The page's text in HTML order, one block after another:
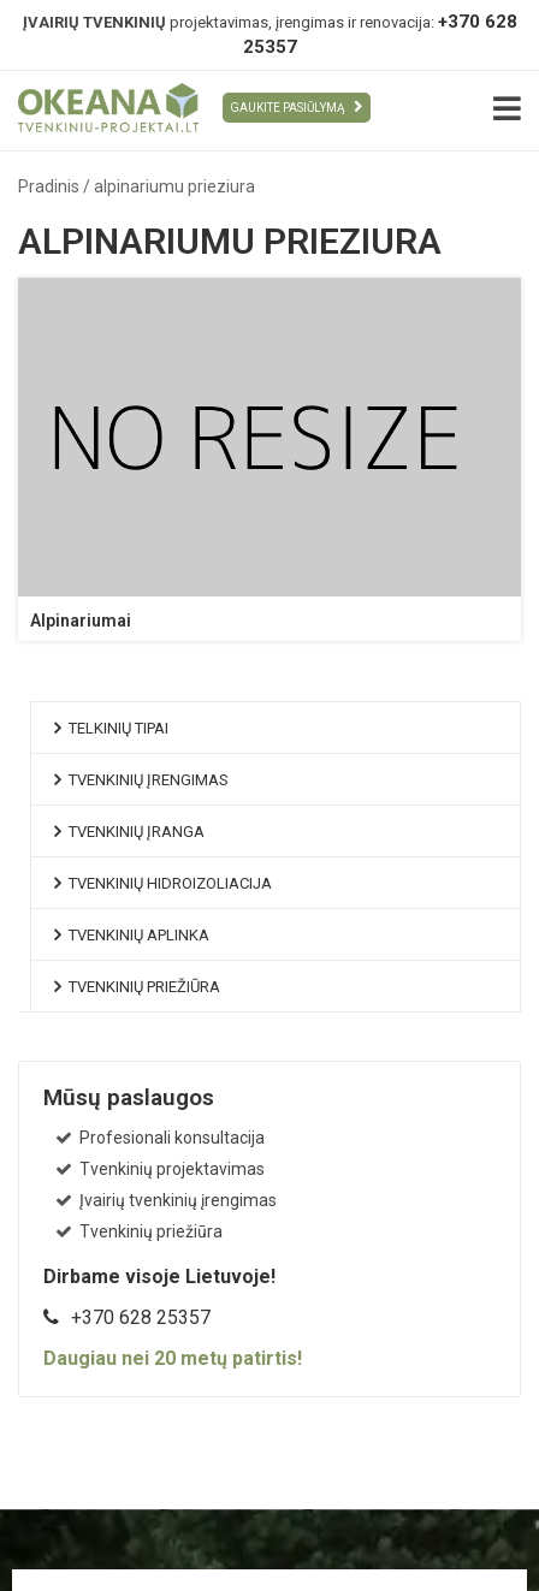
ĮVAIRIŲ TVENKINIŲ projektavimas, įrengimas ir renovacija: +370 628
25357
GAUKITE PASIŪLYMĄ
Pradinis /alpinariumu prieziura
TELKINIŲ TIPAI
TVENKINIŲ ĮRENGIMAS
TVENKINIŲ ĮRANGA
TVENKINIŲ HIDROIZOLIACIJA
TVENKINIŲ APLINKA
TVENKINIŲ PRIEŽIŪRA
Mūsų paslaugos
Profesionali konsultacija
Tvenkinių projektavimas
Įvairių tvenkinių įrengimas
Tvenkinių priežiūra
Dirbame visoje Lietuvoje!
+370 628 25357
Daugiau nei 20 metų patirtis!
ALPINARIUMU PRIEZIURA
Alpinariumai